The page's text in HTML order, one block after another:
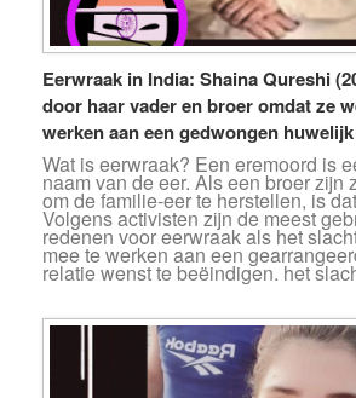
Eerwraak in India: Shaina Qureshi
door haar vader en broer omdat ze
werken aan een gedwongen huwelijk
Wat is eerwraak? Een eremoord is
naam van de eer. Als een broer zijn
om de familie-eer te herstellen, is
Volgens activisten zijn de meest
redenen voor eerwraak als het
mee te werken aan een
relatie wenst te beëindigen. het